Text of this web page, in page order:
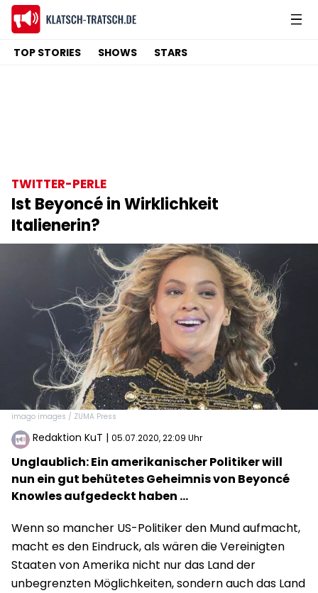
TOP STORIES SHOWS STARS
TWITTER-PERLE
Ist Beyoncé in Wirklichkeit
Italienerin?
imago images / ZUMA Press
Redaktion KuT | 05.07.2020, 22:09 Uhr
Unglaublich: Ein amerikanischer Politiker will
nun ein gut behütetes Geheimnis von Beyoncé
Knowles aufgedeckt haben ...
Wenn so mancher US-Politiker den Mund aufmacht,
macht es den Eindruck, als wären die Vereinigten
Staaten von Amerika nicht nur das Land der
unbegrenzten Möglichkeiten, sondern auch das Land